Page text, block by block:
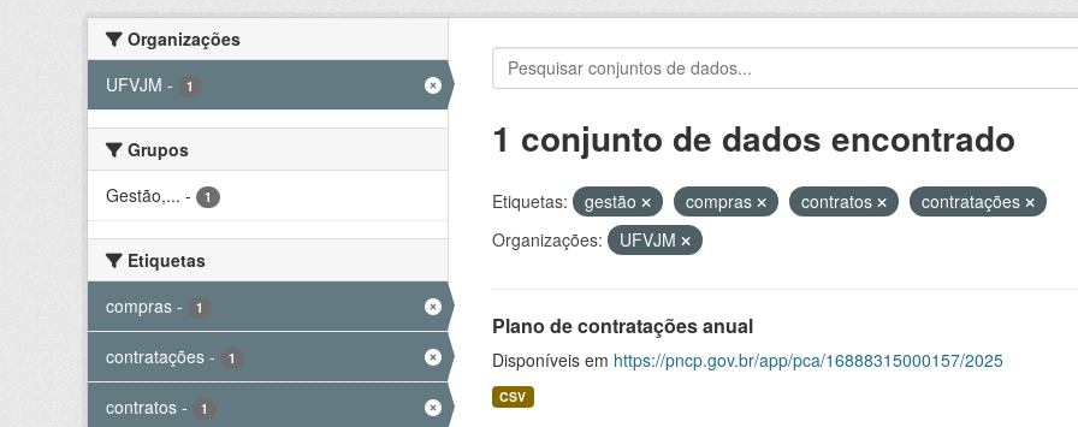
Organizações
UFVJM - 1
Grupos
Gestão,... - 1
Etiquetas
compras - 1
contratações - 1
contratos - 1
1 conjunto de dados encontrado
Etiquetas: gestão compras contratos
contratações
Organizações:
UFVJM
Plano de contratações anual
Disponíveis em https://pncp.gov.br/app/pca/16888315000157/2025
CSV